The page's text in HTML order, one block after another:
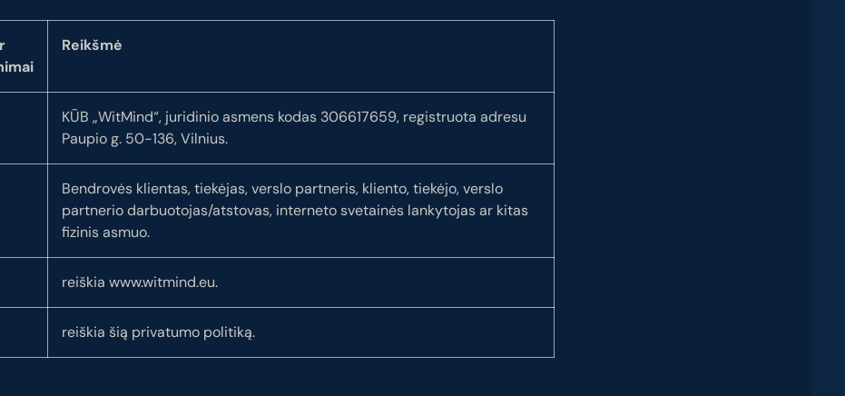
Reikšmė
KŪB „WitMind“, juridinio asmens kodas 306617659, registruota adresu
Paupio g. 50-136, Vilnius.
Bendrovės klientas, tiekėjas, verslo partneris, kliento, tiekėjo, verslo
partnerio darbuotojas/atstovas, interneto svetainės lankytojas ar kitas
fizinis asmuo.
reiškia www.witmind.eu.
reiškia šią privatumo politiką.